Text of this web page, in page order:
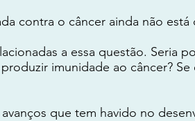
contra o câncer ainda não está
a essa questão. Seria
imunidade ao câncer?
que tem havido no